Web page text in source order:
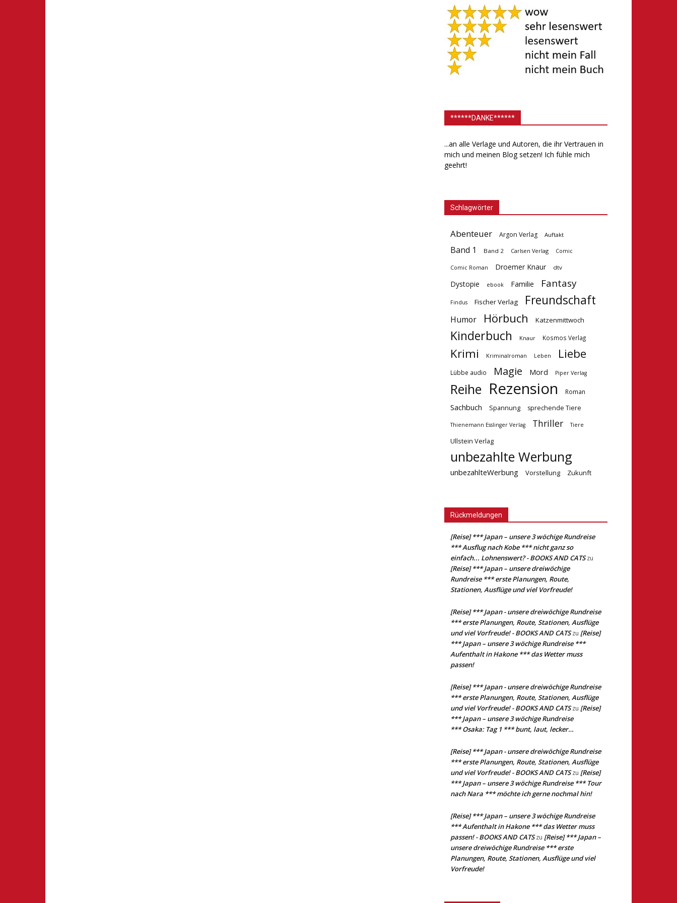
******DANKE******
...an alle Verlage und Autoren, die ihr Vertrauen in
mich und meinen Blog setzen! Ich fühle mich
geehrt!
Schlagwörter
Abenteuer Argon Verlag Auftakt
Band 1 Band 2 Carlsen Verlag Comic
Comic Roman Droemer Knaur dtv
Dystopie ebook Familie Fantasy
Findus Fischer Verlag Freundschaft
Humor Hörbuch Katzenmittwoch
Kinderbuch Knaur Kosmos Verlag
Krimi Kriminalroman Leben Liebe
Lübbe audio Magie Mord Piper Verlag
Reihe Rezension Roman
Sachbuch Spannung sprechende Tiere
Thienemann Esslinger Verlag Thriller Tiere
Ullstein Verlag
unbezahlte Werbung
unbezahlteWerbung Vorstellung Zukunft
Rückmeldungen
[Reise] *** Japan – unsere 3 wöchige Rundreise
*** Ausflug nach Kobe *** nicht ganz so
einfach... Lohnenswert? - BOOKS AND CATSzu
[Reise] *** Japan – unsere dreiwöchige
Rundreise *** erste Planungen, Route,
Stationen, Ausflüge und viel Vorfreude!
[Reise] *** Japan - unsere dreiwöchige Rundreise
*** erste Planungen, Route, Stationen, Ausflüge
und viel Vorfreude! - BOOKS AND CATSzu [Reise]
*** Japan – unsere 3 wöchige Rundreise ***
Aufenthalt in Hakone *** das Wetter muss
passen!
[Reise] *** Japan - unsere dreiwöchige Rundreise
*** erste Planungen, Route, Stationen, Ausflüge
und viel Vorfreude! - BOOKS AND CATSzu [Reise]
*** Japan – unsere 3 wöchige Rundreise
*** Osaka: Tag 1 *** bunt, laut, lecker…
[Reise] *** Japan - unsere dreiwöchige Rundreise
*** erste Planungen, Route, Stationen, Ausflüge
und viel Vorfreude! - BOOKS AND CATSzu [Reise]
*** Japan – unsere 3 wöchige Rundreise *** Tour
nach Nara *** möchte ich gerne nochmal hin!
[Reise] *** Japan – unsere 3 wöchige Rundreise
*** Aufenthalt in Hakone *** das Wetter muss
passen! - BOOKS AND CATSzu [Reise] *** Japan –
unsere dreiwöchige Rundreise *** erste
Planungen, Route, Stationen, Ausflüge und viel
Vorfreude!